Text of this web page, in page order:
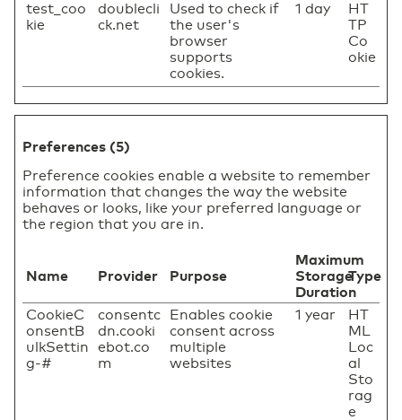
test_coo
kie
doublecli
ck.net
Used to check if
the user's
browser
supports
cookies.
1 day
HT
TP
Co
okie
Preferences (5)
Preference cookies enable a website to remember
information that changes the way the website
behaves or looks, like your preferred language or
the region that you are in.
Name Provider Purpose
Maximum
Storage
Duration
Type
CookieC
onsentB
ulkSettin
g-#
consentc
dn.cooki
ebot.co
m
Enables cookie
consent across
multiple
websites
1 year
HT
ML
Loc
al
Sto
rag
e